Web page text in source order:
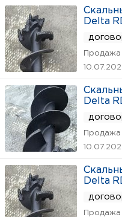
Delta
Продажа
Delta
Продажа
Delta
Продажа